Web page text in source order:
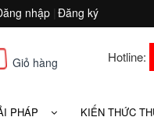
nhập Đăng ký
Giỏ hàng Hotline:
PHÁP KIẾN THỨC